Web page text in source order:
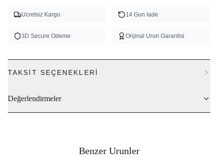
Ucretsiz Kargo 14 Gun Iade
3D Secure Odeme Orijinal Urun Garantisi
TAKSIT SEÇENEKLERI
Değerlendirmeler
Benzer Urunler